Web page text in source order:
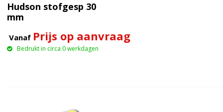
Hudson stofgesp 30
mm
Vanaf Prijs op aanvraag
Bedrukt in circa 0 werkdagen